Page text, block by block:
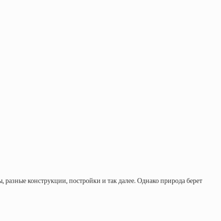
конструкции, постройки и так далее. Однако природа берет